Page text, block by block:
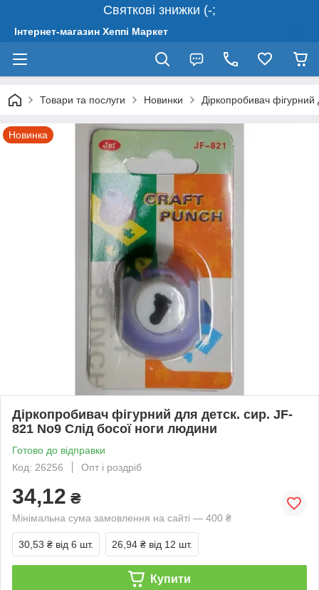
Святкові знижки (-;
Інтернет-магазин Хеппі Маркет
Товари та послуги Новинки Діркопробивач
Новинка
Діркопробивач фігурний для детск. сир. JF-
821 No9 Слід босої ноги людини
Готово до відправки
Код: 26256
Опт і роздріб
34,12 ₴
Мінімальна сума замовлення на сайті — 400 ₴
30,53 ₴ від 6 шт. 26,94 ₴ від 12 шт.
Купити